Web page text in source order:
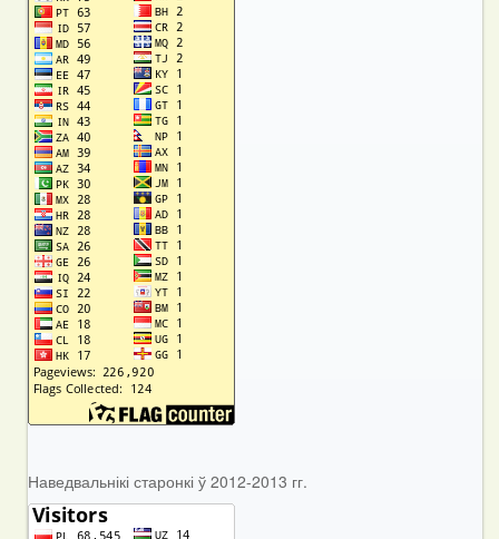
Наведвальнікі старонкі ў 2012-2013 гг.